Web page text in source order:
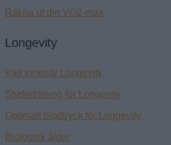
Räkna ut din VO2-max
Longevity
Vad innebär Longevity
Styrketräning för Longevity
Optimalt blodtryck för Longevity
Biologisk ålder